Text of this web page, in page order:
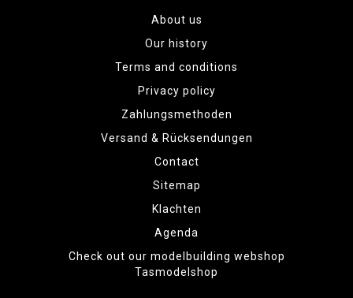
About us
Our history
Terms and conditions
Privacy policy
Zahlungsmethoden
Versand & Rücksendungen
Contact
Sitemap
Klachten
Agenda
Check out our modelbuilding webshop
Tasmodelshop